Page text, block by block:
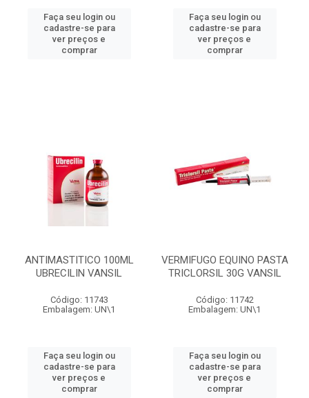
Faça seu login ou
cadastre-se para
ver preços e
comprar
Faça seu login ou
cadastre-se para
ver preços e
comprar
ANTIMASTITICO 100ML
UBRECILIN VANSIL
Código: 11743
Embalagem: UN\1
Faça seu login ou
cadastre-se para
ver preços e
comprar
VERMIFUGO EQUINO PASTA
TRICLORSIL 30G VANSIL
Código: 11742
Embalagem: UN\1
Faça seu login ou
cadastre-se para
ver preços e
comprar